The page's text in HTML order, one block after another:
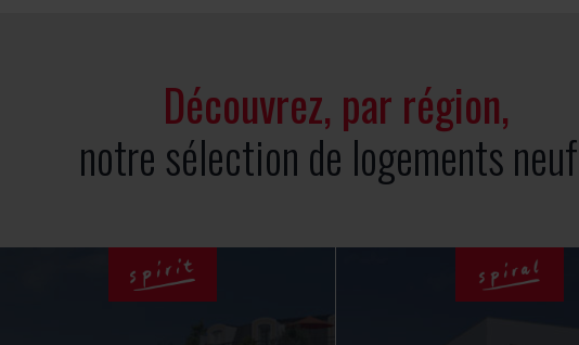
Découvrez, par région,
notre sélection de logements